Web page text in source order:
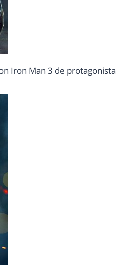
Iron Man 3 de protagonista